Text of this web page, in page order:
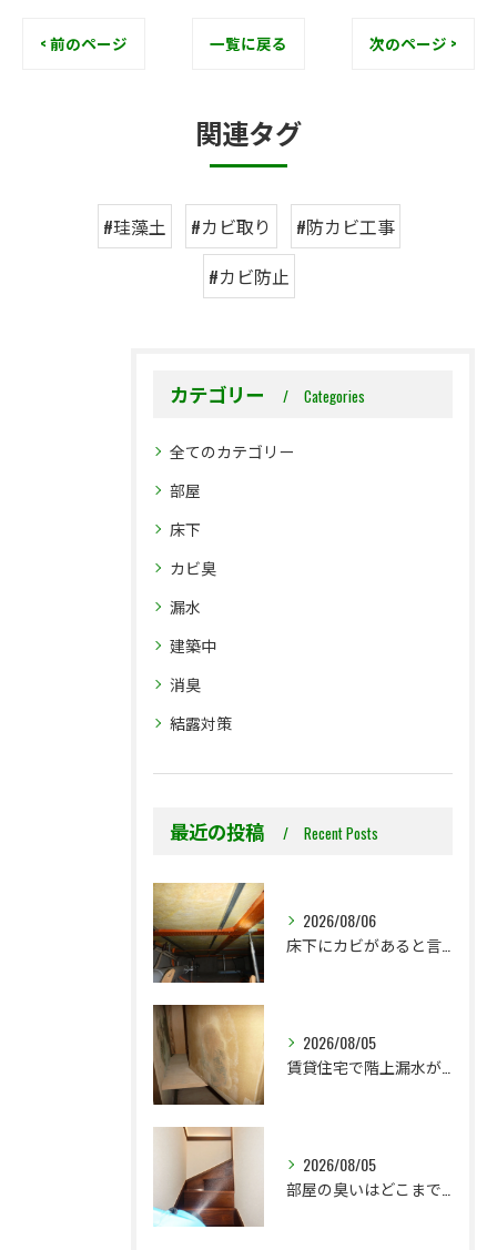
< 前のページ 一覧に戻る 次のページ >
関連タグ
#珪藻土 #カビ取り
#防カビ工事
#カビ防止
カテゴリー Categories
全てのカテゴリー
部屋
床下
カビ臭
漏水
建築中
消臭
結露対策
最近の投稿 Recent Posts
2026/08/06
2026/08/05
2026/08/05